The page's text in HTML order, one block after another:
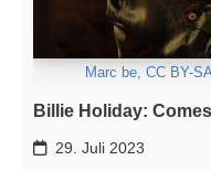
Marc be, CC BY-
Billie Holiday:
29. Juli 2023